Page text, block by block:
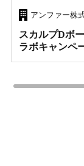
アンファー株
スカルプDボ
ラボキャンペ